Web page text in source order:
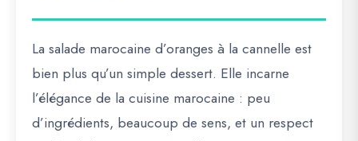
La salade marocaine d’oranges à la cannelle est
bien plus qu’un simple dessert. Elle incarne
l’élégance de la cuisine marocaine : peu
d’ingrédients, beaucoup de sens, et un respect